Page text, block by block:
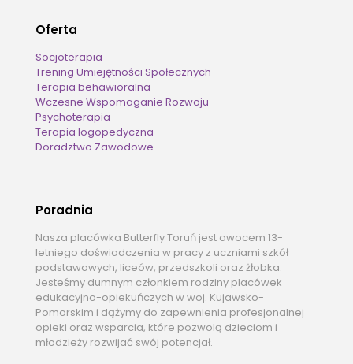
Oferta
Socjoterapia
Trening Umiejętności Społecznych
Terapia behawioralna
Wczesne Wspomaganie Rozwoju
Psychoterapia
Terapia logopedyczna
Doradztwo Zawodowe
Poradnia
Nasza placówka Butterfly Toruń jest owocem 13-
letniego doświadczenia w pracy z uczniami szkół
podstawowych, liceów, przedszkoli oraz żłobka.
Jesteśmy dumnym członkiem rodziny placówek
edukacyjno-opiekuńczych w woj. Kujawsko-
Pomorskim i dążymy do zapewnienia profesjonalnej
opieki oraz wsparcia, które pozwolą dzieciom i
młodzieży rozwijać swój potencjał.